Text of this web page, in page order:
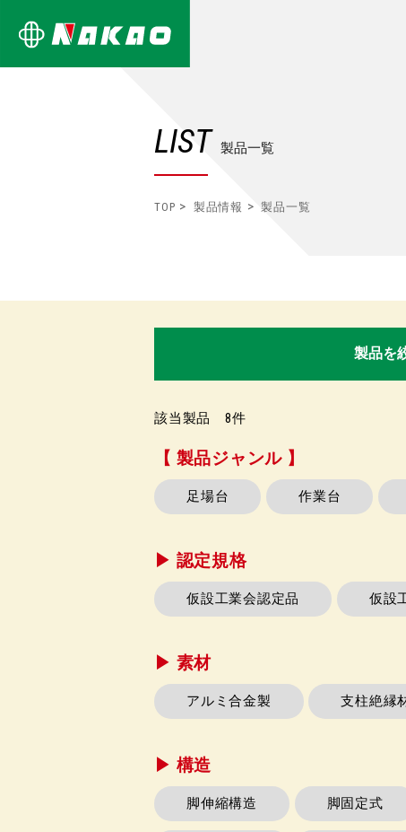
LIST 製品一覧
TOP 製品情報 製品一覧
製品を
該当製品 8件
【 製品ジャンル 】
足場台 作業台
▶︎ 認定規格
仮設工業会認定品 仮設
▶︎ 素材
アルミ合金製 支柱絶縁
▶︎ 構造
脚伸縮構造 脚固定式